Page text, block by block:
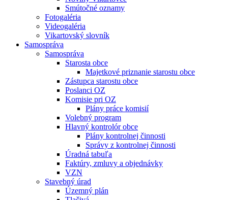
Smútočné oznamy
Fotogaléria
Videogaléria
Vikartovský slovník
Samospráva
Samospráva
Starosta obce
Majetkové priznanie starostu obce
Zástupca starostu obce
Poslanci OZ
Komisie pri OZ
Plány práce komisií
Volebný program
Hlavný kontrolór obce
Plány kontrolnej činnosti
Správy z kontrolnej činnosti
Úradná tabuľa
Faktúry, zmluvy a objednávky
VZN
Stavebný úrad
Územný plán